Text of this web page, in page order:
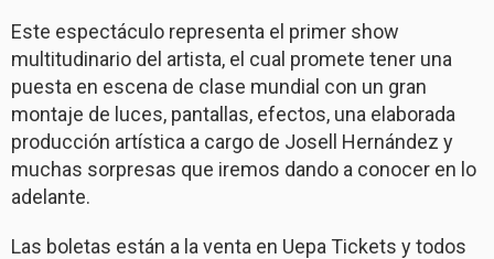
Este espectáculo representa el primer show
multitudinario del artista, el cual promete tener una
puesta en escena de clase mundial con un gran
montaje de luces, pantallas, efectos, una elaborada
producción artística a cargo de Josell Hernández y
muchas sorpresas que iremos dando a conocer en lo
adelante.
Las boletas están a la venta en Uepa Tickets y todos